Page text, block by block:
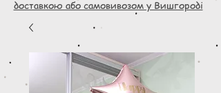
доставкою або самовивозом у Вишгороді